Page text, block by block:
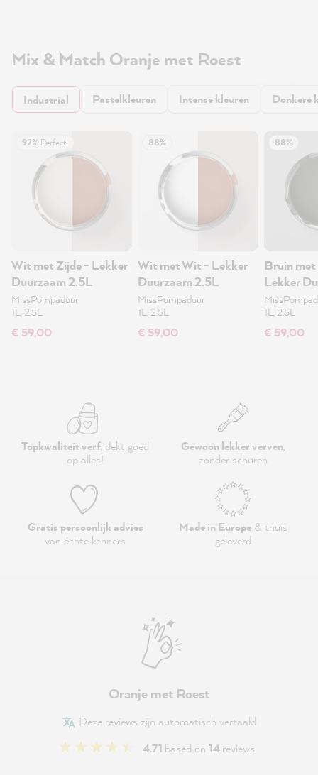
Mix & Match Oranje met Roest
Industrial Pastelkleuren Intense kleuren Donkere
92% Perfect!
Wit met Zijde - Lekker
Duurzaam 2.5L
MissPompadour
1L, 2.5L
€ 59,00
88%
Wit met Wit - Lekker
Duurzaam 2.5L
MissPompadour
1L, 2.5L
€ 59,00
88%
Bruin
Lekker
1L, 2.5L
€ 59,00
Topkwaliteit verf, dekt goed
op alles!
Gewoon lekker verven,
zonder schuren
Gratis persoonlijk advies
van échte kenners
Made in Europe& thuis
geleverd
Oranje met Roest
Deze reviews zijn automatisch vertaald
4.71 based on 14reviews